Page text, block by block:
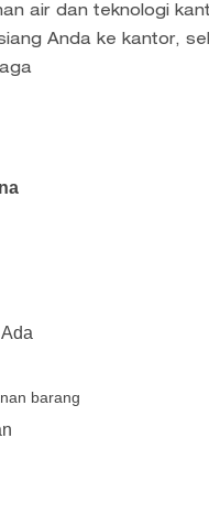
air dan teknologi
Anda ke kantor,
barang